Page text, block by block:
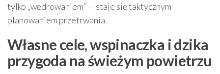
tylko „wędrowaniem” — staje się taktycznym
planowaniem przetrwania.
Własne cele, wspinaczka i dzika
przygoda na świeżym powietrzu